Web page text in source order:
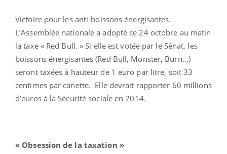
Victoire pour les anti-boissons énergisantes.
L’Assemblée nationale a adopté ce 24 octobre au matin
la taxe « Red Bull. » Si elle est votée par le Sénat, les
boissons énergisantes (Red Bull, Monster, Burn…)
seront taxées à hauteur de 1 euro par litre, soit 33
centimes par canette. Elle devrait rapporter 60 millions
d’euros à la Sécurité sociale en 2014.
« Obsession de la taxation »